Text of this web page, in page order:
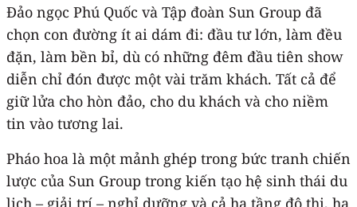
Đảo ngọc Phú Quốc và Tập đoàn Sun Group đã
chọn con đường ít ai dám đi: đầu tư lớn, làm đều
đặn, làm bền bỉ, dù có những đêm đầu tiên show
diễn chỉ đón được một vài trăm khách. Tất cả để
giữ lửa cho hòn đảo, cho du khách và cho niềm
tin vào tương lai.
Pháo hoa là một mảnh ghép trong bức tranh chiến
lược của Sun Group trong kiến tạo hệ sinh thái du
lịch – giải trí – nghỉ dưỡng và cả hạ tầng đô thị, hạ